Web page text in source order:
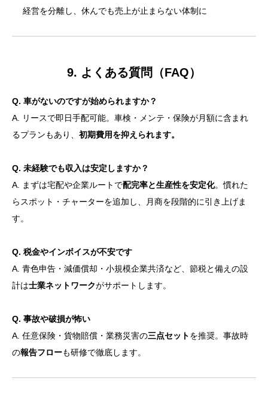
経営を分離し、休んでも売上が止まらない体制に
9. よくある質問（FAQ）
Q. 車がないのですが始められますか？
A. リースで即日手配可能。車検・メンテ・保険が月額に含まれ
るプランもあり、 初期費用を抑えられます。
Q. 未経験でも収入は安定しますか？
A. まずは宅配や企業ルートで配完率と生産性を安定化。慣れた
らスポット・チャーターを追加し、月商を段階的に引き上げま
す。
Q. 税金やインボイスが不安です
A. 青色申告・減価償却・小規模企業共済など、節税と備えの設
計は士業ネットワークがサポートします。
Q. 事故や破損が怖い
A. 任意保険・貨物賠償・業務災害の三点セットを推奨。事故時
の報告フローも研修で徹底します。